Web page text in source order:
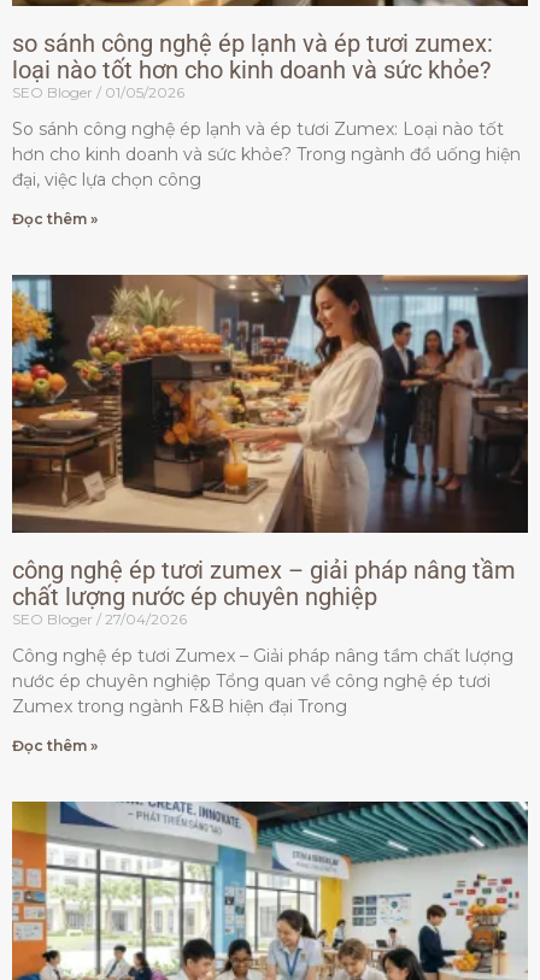
so sánh công nghệ ép lạnh và ép tươi zumex:
loại nào tốt hơn cho kinh doanh và sức khỏe?
SEO Bloger 01/05/2026
So sánh công nghệ ép lạnh và ép tươi Zumex: Loại nào tốt
hơn cho kinh doanh và sức khỏe? Trong ngành đồ uống hiện
đại, việc lựa chọn công
Đọc thêm »
công nghệ ép tươi zumex – giải pháp nâng tầm
chất lượng nước ép chuyên nghiệp
SEO Bloger 27/04/2026
Công nghệ ép tươi Zumex – Giải pháp nâng tầm chất lượng
nước ép chuyên nghiệp Tổng quan về công nghệ ép tươi
Zumex trong ngành F&B hiện đại Trong
Đọc thêm »